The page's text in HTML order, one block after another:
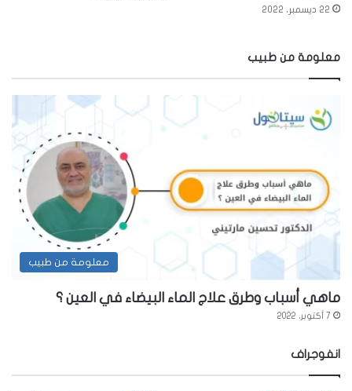
22 ديسمبر، 2022
معلومة من طبيب
معلومة من طبيب
ماهي أسباب وطرق علاج الماء البيضاء في العين ؟
7 أكتوبر، 2022
انفوجراف